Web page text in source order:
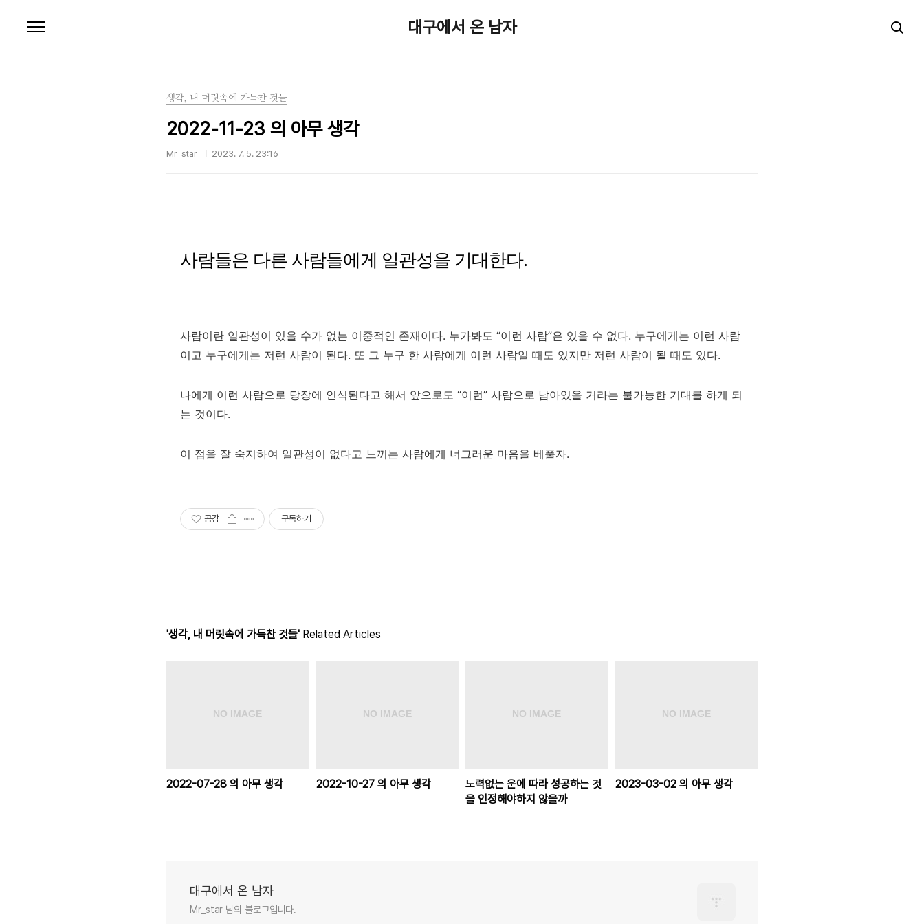
대구에서 온 남자
생각, 내 머릿속에 가득찬 것들
2022-11-23 의 아무 생각
Mr_star 2023. 7. 5. 23:16
사람들은 다른 사람들에게 일관성을 기대한다.
사람이란 일관성이 있을 수가 없는 이중적인 존재이다. 누가봐도 “이런 사람”은 있을 수 없다. 누구에게는 이런 사람
이고 누구에게는 저런 사람이 된다. 또 그 누구 한 사람에게 이런 사람일 때도 있지만 저런 사람이 될 때도 있다.
나에게 이런 사람으로 당장에 인식된다고 해서 앞으로도 “이런” 사람으로 남아있을 거라는 불가능한 기대를 하게 되
는 것이다.
이 점을 잘 숙지하여 일관성이 없다고 느끼는 사람에게 너그러운 마음을 베풀자.
공감 구독하기
'생각, 내 머릿속에 가득찬 것들' Related Articles
2022-07-28 의 아무 생각 2022-10-27 의 아무 생각
노력없는 운에 따라 성공하는 것
을 인정해야하지 않을까
2023-03-02 의 아무 생각
대구에서 온 남자
Mr_star 님의 블로그입니다.